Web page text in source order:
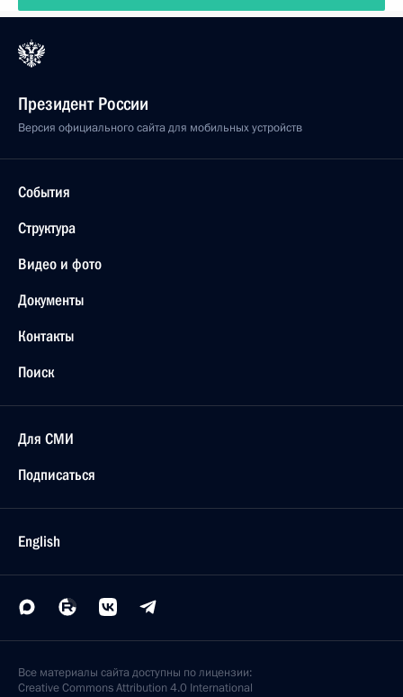
Президент России
Версия официального сайта для мобильных устройств
События
Структура
Видео и фото
Документы
Контакты
Поиск
Для СМИ
Подписаться
English
Все материалы сайта доступны по лицензии:
Creative Commons Attribution 4.0 International